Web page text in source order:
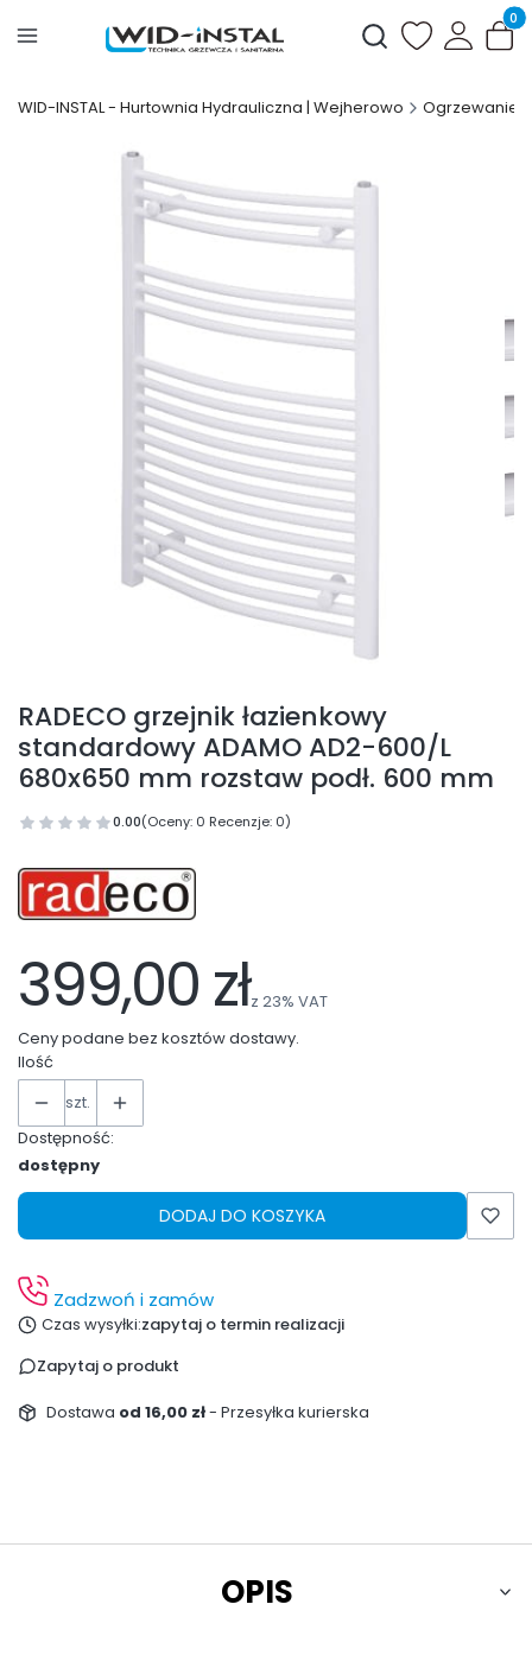
Otwórz
WID-INSTAL - Hurtownia Hydrauliczna | Wejherowo Ogrzewanie
RADECO grzejnik łazienkowy
standardowy ADAMO AD2-600/L
680x650 mm rozstaw podł. 600 mm
0.00(Oceny: 0 Recenzje: 0)
399,00 złz 23% VAT
Ceny podane bez kosztów dostawy.
Ilość
szt.
Dostępność:
dostępny
DODAJ DO KOSZYKA
Zadzwoń i zamów
Czas wysyłki:zapytaj o termin realizacji
Zapytaj o produkt
Dostawa od 16,00 zł- Przesyłka kurierska
OPIS